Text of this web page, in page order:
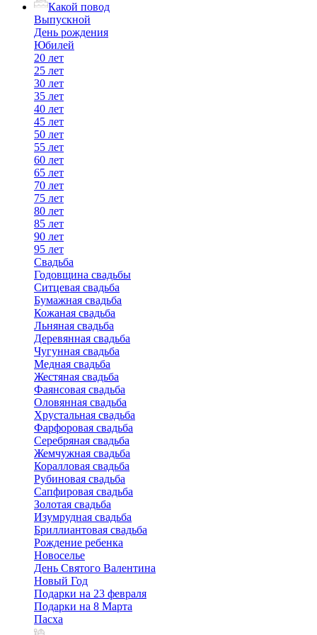
Какой повод
Выпускной
День рождения
Юбилей
20 лет
25 лет
30 лет
35 лет
40 лет
45 лет
50 лет
55 лет
60 лет
65 лет
70 лет
75 лет
80 лет
85 лет
90 лет
95 лет
Свадьба
Годовщина свадьбы
Ситцевая свадьба
Бумажная свадьба
Кожаная свадьба
Льняная свадьба
Деревянная свадьба
Чугунная свадьба
Медная свадьба
Жестяная свадьба
Фаянсовая свадьба
Оловянная свадьба
Хрустальная свадьба
Фарфоровая свадьба
Серебряная свадьба
Жемчужная свадьба
Коралловая свадьба
Рубиновая свадьба
Сапфировая свадьба
Золотая свадьба
Изумрудная свадьба
Бриллиантовая свадьба
Рождение ребенка
Новоселье
День Святого Валентина
Новый Год
Подарки на 23 февраля
Подарки на 8 Марта
Пасха